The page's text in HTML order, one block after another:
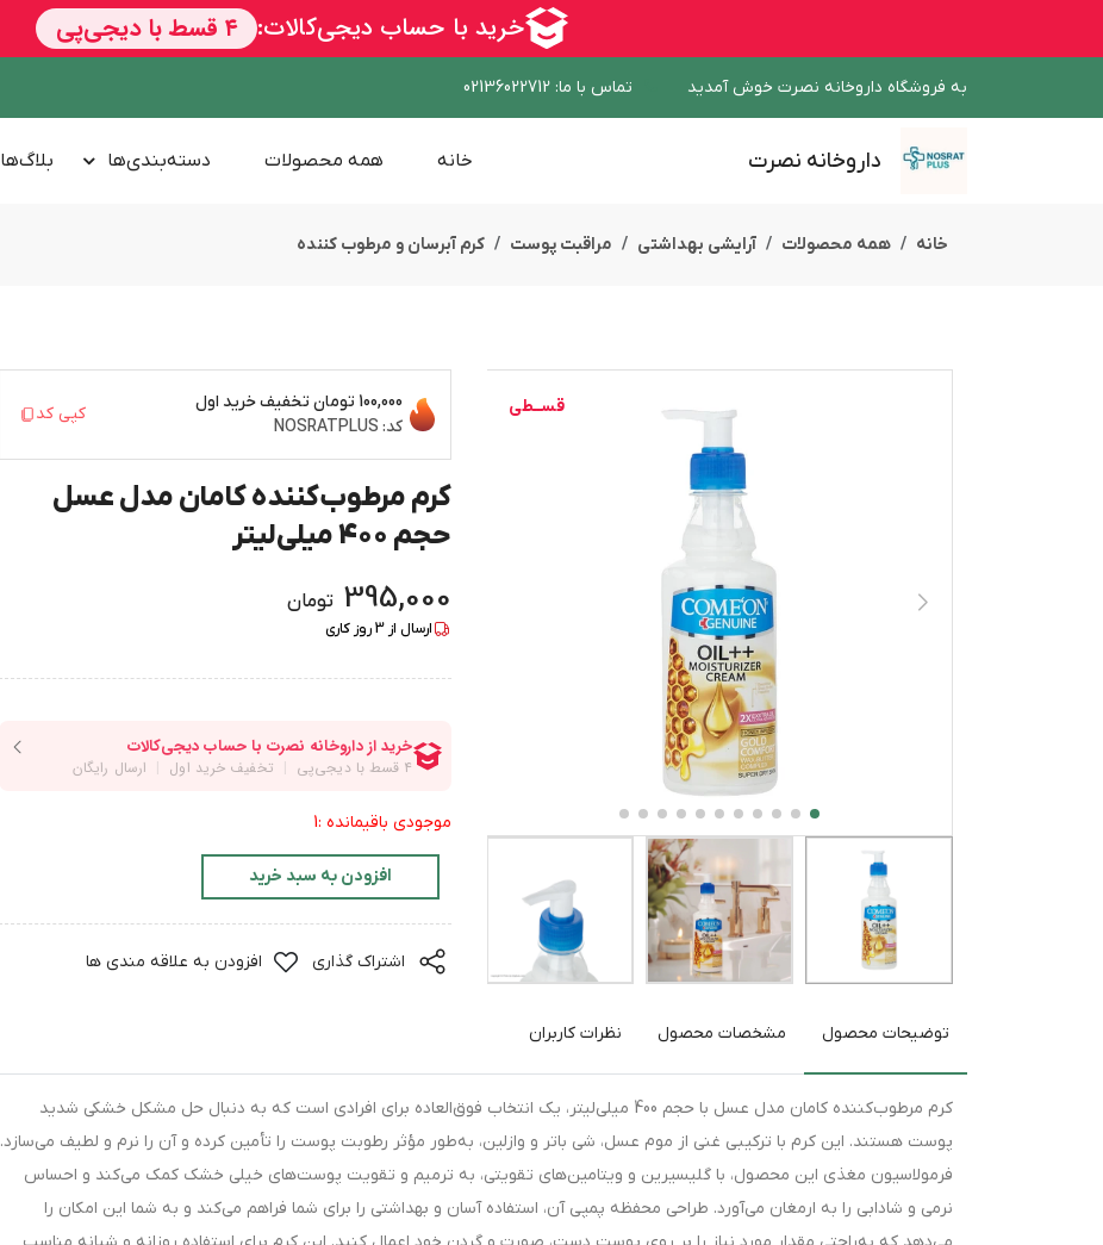
به فروشگاه داروخانه نصرت خوش آمدید تماس با ما:
02136022712
داروخانه نصرت خانه همه محصولات دسته‌بندی‌ها بلاگ‌ها
خانه همه محصولات آرایشی بهداشتی مراقبت پوست کرم آبرسان و مرطوب کننده
قســطی 100,000 تومان
تخفیف خرید اول
کد: NOSRATPLUS
کپی کد
کرم مرطوب‌کننده کامان مدل عسل
حجم 400 میلی‌لیتر
395,000 تومان
ارسال از 3روز کاری
موجودی باقیمانده :1
افزودن به سبد خرید
اشتراک گذاری افزودن به علاقه مندی ها
توضیحات محصول مشخصات محصول نظرات کاربران
کرم مرطوب‌کننده کامان مدل عسل با حجم 400 میلی‌لیتر، یک انتخاب فوق‌العاده برای افرادی است که به دنبال حل مشکل خشکی شدید
پوست هستند. این کرم با ترکیبی غنی از موم عسل، شی باتر و وازلین، به‌طور مؤثر رطوبت پوست را تأمین کرده و آن را نرم و لطیف می‌سازد.
فرمولاسیون مغذی این محصول، با گلیسیرین و ویتامین‌های تقویتی، به ترمیم و تقویت پوست‌های خیلی خشک کمک می‌کند و احساس
نرمی و شادابی را به ارمغان می‌آورد. طراحی محفظه پمپی آن، استفاده آسان و بهداشتی را برای شما فراهم می‌کند و به شما این امکان را